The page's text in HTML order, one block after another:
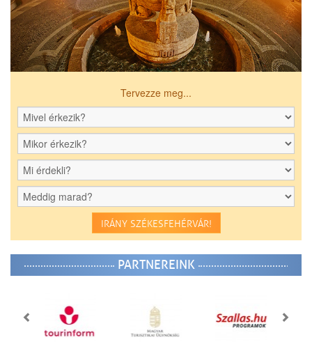
Tervezze meg...
IRÁNY SZÉKESFEHÉRVÁR!
PARTNEREINK